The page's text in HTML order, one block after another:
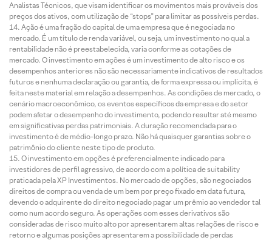
Analistas Técnicos, que visam identificar os movimentos mais prováveis dos
preços dos ativos, com utilização de “stops” para limitar as possíveis perdas.
Ação é uma fração do capital de uma empresa que é negociada no
mercado. É um título de renda variável, ou seja, um investimento no qual a
rentabilidade não é preestabelecida, varia conforme as cotações de
mercado. O investimento em ações é um investimento de alto risco e os
desempenhos anteriores não são necessariamente indicativos de resultados
futuros e nenhuma declaração ou garantia, de forma expressa ou implícita, é
feita neste material em relação a desempenhos. As condições de mercado, o
cenário macroeconômico, os eventos específicos da empresa e do setor
podem afetar o desempenho do investimento, podendo resultar até mesmo
em significativas perdas patrimoniais. A duração recomendada para o
investimento é de médio-longo prazo. Não há quaisquer garantias sobre o
patrimônio do cliente neste tipo de produto.
O investimento em opções é preferencialmente indicado para
investidores de perfil agressivo, de acordo com a política de suitability
praticada pela XP Investimentos. No mercado de opções, são negociados
direitos de compra ou venda de um bem por preço fixado em data futura,
devendo o adquirente do direito negociado pagar um prêmio ao vendedor tal
como num acordo seguro. As operações com esses derivativos são
consideradas de risco muito alto por apresentarem altas relações de risco e
retorno e algumas posições apresentarem a possibilidade de perdas